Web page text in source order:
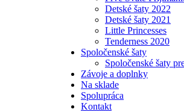
Detské šaty 2022
Detské šaty 2021
Little Princesses
Tenderness 2020
Spoločenské šaty
Spoločenské šaty
Závoje a doplnky
Na sklade
Spolupráca
Kontakt